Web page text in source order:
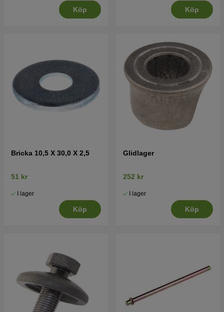
Köp Köp
Bricka 10,5 X 30,0 X 2,5
51 kr
I lager
Köp
Glidlager
252 kr
I lager
Köp